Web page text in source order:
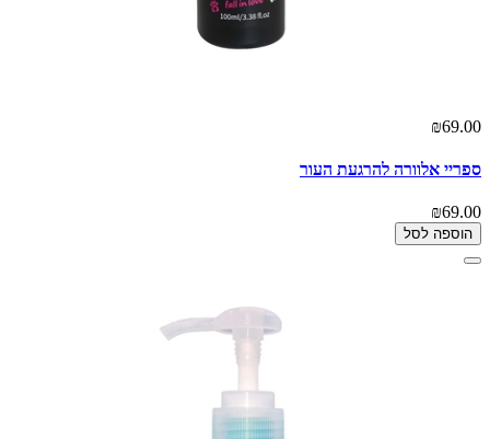
₪69.00
ספריי אלוורה להרגעת העור
₪69.00
הוספה לסל